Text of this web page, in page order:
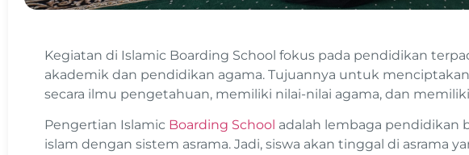
Kegiatan di Islamic Boarding School fokus pada pendidikan
akademik dan pendidikan agama. Tujuannya untuk
secara ilmu pengetahuan, memiliki nilai-nilai agama, dan
Pengertian Islamic Boarding School adalah lembaga pendidikan
islam dengan sistem asrama. Jadi, siswa akan tinggal di asrama